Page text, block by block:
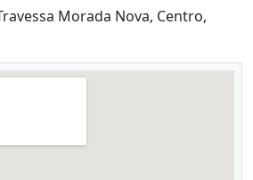
Morada Nova, Centro,